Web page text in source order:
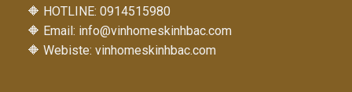
🔶 HOTLINE: 0914515980
🔶 Email: info@vinhomeskinhbac.com
🔶 Webiste: vinhomeskinhbac.com